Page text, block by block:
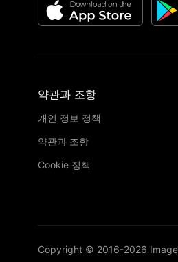
약관과 조항
개인 정보 정책
약관과 조항
Cookie 정책
Copyright © 2016-2026